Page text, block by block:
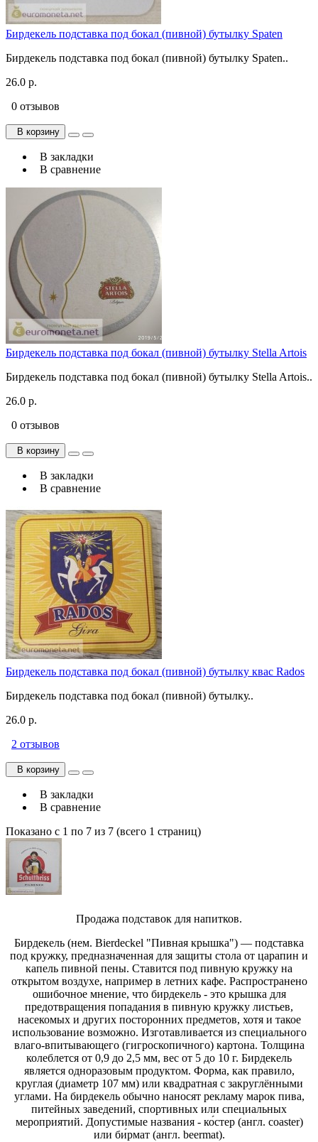
Бирдекель подставка под бокал (пивной) бутылку Spaten
Бирдекель подставка под бокал (пивной) бутылку Spaten..
26.0 р.
0 отзывов
В корзину
В закладки
В сравнение
Бирдекель подставка под бокал (пивной) бутылку Stella Artois
Бирдекель подставка под бокал (пивной) бутылку Stella Artois..
26.0 р.
0 отзывов
В корзину
В закладки
В сравнение
Бирдекель подставка под бокал (пивной) бутылку квас Rados
Бирдекель подставка под бокал (пивной) бутылку..
26.0 р.
2 отзывов
В корзину
В закладки
В сравнение
Показано с 1 по 7 из 7 (всего 1 страниц)
Продажа подставок для напитков.
Бирдекель (нем. Bierdeckel "Пивная крышка") — подставка
под кружку, предназначенная для защиты стола от царапин и
капель пивной пены. Ставится под пивную кружку на
открытом воздухе, например в летних кафе. Распространено
ошибочное мнение, что бирдекель - это крышка для
предотвращения попадания в пивную кружку листьев,
насекомых и других посторонних предметов, хотя и такое
использование возможно. Изготавливается из специального
влаго-впитывающего (гигроскопичного) картона. Толщина
колеблется от 0,9 до 2,5 мм, вес от 5 до 10 г. Бирдекель
является одноразовым продуктом. Форма, как правило,
круглая (диаметр 107 мм) или квадратная с закруглёнными
углами. На бирдекель обычно наносят рекламу марок пива,
питейных заведений, спортивных или специальных
мероприятий. Допустимые названия - ко́стер (англ. coaster)
или би́рмат (англ. beermat).